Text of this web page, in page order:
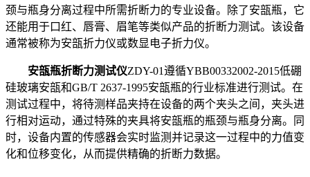
颈与瓶身分离过程中所需折断力的专业设备。除了安瓿瓶，它
还能用于口红、唇膏、眉笔等类似产品的折断力测试。该设备
通常被称为安瓿折力仪或数显电子折力仪。
安瓿瓶折断力测试仪ZDY-01遵循YBB00332002-2015低硼
硅玻璃安瓿和GB/T 2637-1995安瓿瓶的行业标准进行测试。在
测试过程中，将待测样品夹持在设备的两个夹头之间，夹头进
行相对运动，通过特殊的夹具将安瓿瓶的瓶颈与瓶身分离。同
时，设备内置的传感器会实时监测并记录这一过程中的力值变
化和位移变化，从而提供精确的折断力数据。